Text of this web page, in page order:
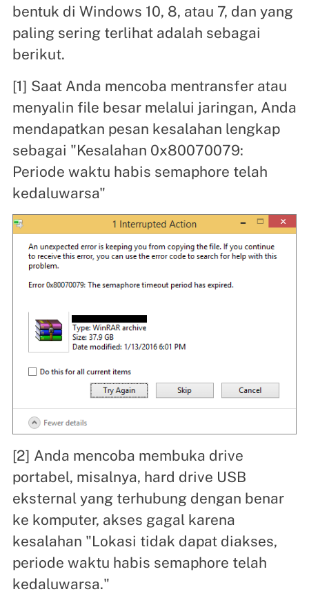
bentuk di Windows 10, 8, atau 7, dan yang
paling sering terlihat adalah sebagai
berikut.
[1] Saat Anda mencoba mentransfer atau
menyalin file besar melalui jaringan, Anda
mendapatkan pesan kesalahan lengkap
sebagai "Kesalahan 0x80070079:
Periode waktu habis semaphore telah
kedaluwarsa"
[2] Anda mencoba membuka drive
portabel, misalnya, hard drive USB
eksternal yang terhubung dengan benar
ke komputer, akses gagal karena
kesalahan "Lokasi tidak dapat diakses,
periode waktu habis semaphore telah
kedaluwarsa."